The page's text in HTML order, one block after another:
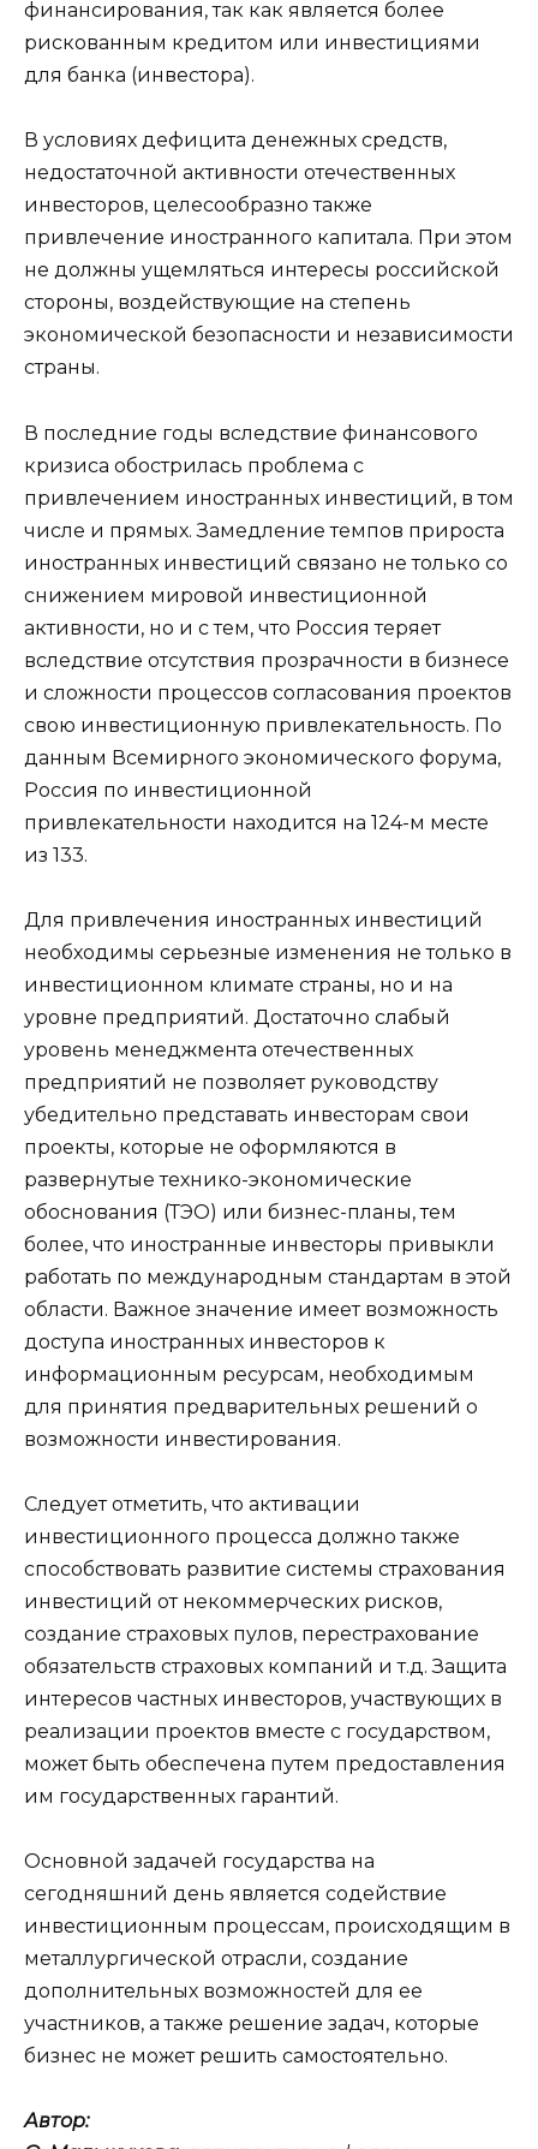
финансирования, так как является более
рискованным кредитом или инвестициями
для банка (инвестора).
В условиях дефицита денежных средств,
недостаточной активности отечественных
инвесторов, целесообразно также
привлечение иностранного капитала. При этом
не должны ущемляться интересы российской
стороны, воздействующие на степень
экономической безопасности и независимости
страны.
В последние годы вследствие финансового
кризиса обострилась проблема с
привлечением иностранных инвестиций, в том
числе и прямых. Замедление темпов прироста
иностранных инвестиций связано не только со
снижением мировой инвестиционной
активности, но и с тем, что Россия теряет
вследствие отсутствия прозрачности в бизнесе
и сложности процессов согласования проектов
свою инвестиционную привлекательность. По
данным Всемирного экономического форума,
Россия по инвестиционной
привлекательности находится на 124-м месте
из 133.
Для привлечения иностранных инвестиций
необходимы серьезные изменения не только в
инвестиционном климате страны, но и на
уровне предприятий. Достаточно слабый
уровень менеджмента отечественных
предприятий не позволяет руководству
убедительно представать инвесторам свои
проекты, которые не оформляются в
развернутые технико-экономические
обоснования (ТЭО) или бизнес-планы, тем
более, что иностранные инвесторы привыкли
работать по международным стандартам в этой
области. Важное значение имеет возможность
доступа иностранных инвесторов к
информационным ресурсам, необходимым
для принятия предварительных решений о
возможности инвестирования.
Следует отметить, что активации
инвестиционного процесса должно также
способствовать развитие системы страхования
инвестиций от некоммерческих рисков,
создание страховых пулов, перестрахование
обязательств страховых компаний и т.д. Защита
интересов частных инвесторов, участвующих в
реализации проектов вместе с государством,
может быть обеспечена путем предоставления
им государственных гарантий.
Основной задачей государства на
сегодняшний день является содействие
инвестиционным процессам, происходящим в
металлургической отрасли, создание
дополнительных возможностей для ее
участников, а также решение задач, которые
бизнес не может решить самостоятельно.
Автор: